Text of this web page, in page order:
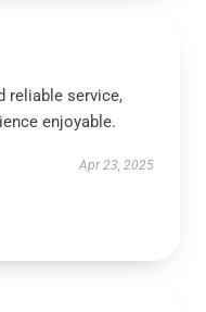
reliable service,
enjoyable.
Apr 23, 2025